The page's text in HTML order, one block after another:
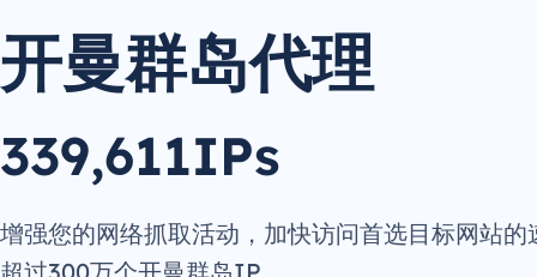
开曼群岛代理
339,611IPs
增强您的网络抓取活动，加快访问首选目标网站的